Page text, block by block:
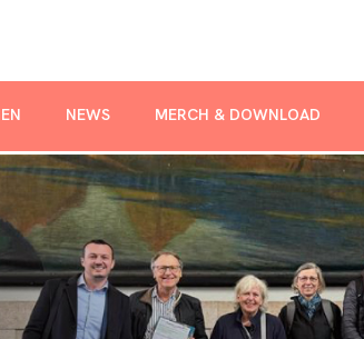
NEWS MERCH & DOWNLOAD